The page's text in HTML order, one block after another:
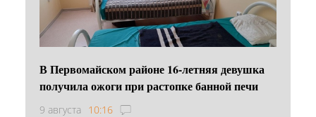
В Первомайском районе 16‑летняя девушка
получила ожоги при растопке банной печи
9 августа 10:16